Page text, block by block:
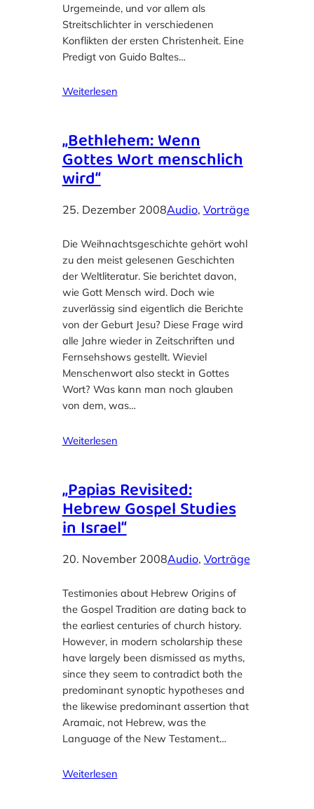
Urgemeinde, und vor allem als
Streitschlichter in verschiedenen
Konflikten der ersten Christenheit. Eine
Predigt von Guido Baltes…
Weiterlesen
„Bethlehem: Wenn
Gottes Wort menschlich
wird“
25. Dezember 2008Audio, Vorträge
Die Weihnachtsgeschichte gehört wohl
zu den meist gelesenen Geschichten
der Weltliteratur. Sie berichtet davon,
wie Gott Mensch wird. Doch wie
zuverlässig sind eigentlich die Berichte
von der Geburt Jesu? Diese Frage wird
alle Jahre wieder in Zeitschriften und
Fernsehshows gestellt. Wieviel
Menschenwort also steckt in Gottes
Wort? Was kann man noch glauben
von dem, was…
Weiterlesen
„Papias Revisited:
Hebrew Gospel Studies
in Israel“
20. November 2008Audio, Vorträge
Testimonies about Hebrew Origins of
the Gospel Tradition are dating back to
the earliest centuries of church history.
However, in modern scholarship these
have largely been dismissed as myths,
since they seem to contradict both the
predominant synoptic hypotheses and
the likewise predominant assertion that
Aramaic, not Hebrew, was the
Language of the New Testament…
Weiterlesen